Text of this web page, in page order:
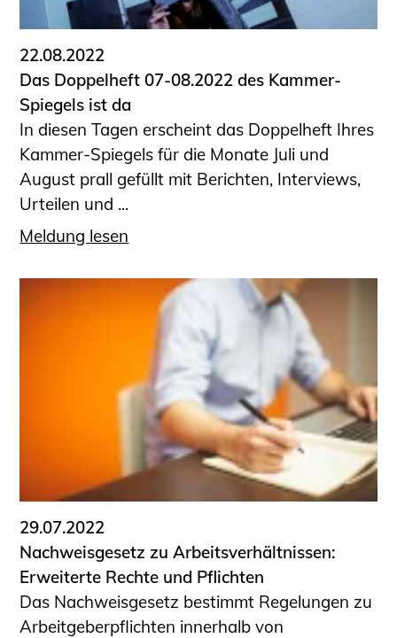
22.08.2022
Das Doppelheft 07-08.2022 des Kammer-
Spiegels ist da
In diesen Tagen erscheint das Doppelheft Ihres
Kammer-Spiegels für die Monate Juli und
August prall gefüllt mit Berichten, Interviews,
Urteilen und ...
Meldung lesen
29.07.2022
Nachweisgesetz zu Arbeitsverhältnissen:
Erweiterte Rechte und Pflichten
Das Nachweisgesetz bestimmt Regelungen zu
Arbeitgeberpflichten innerhalb von